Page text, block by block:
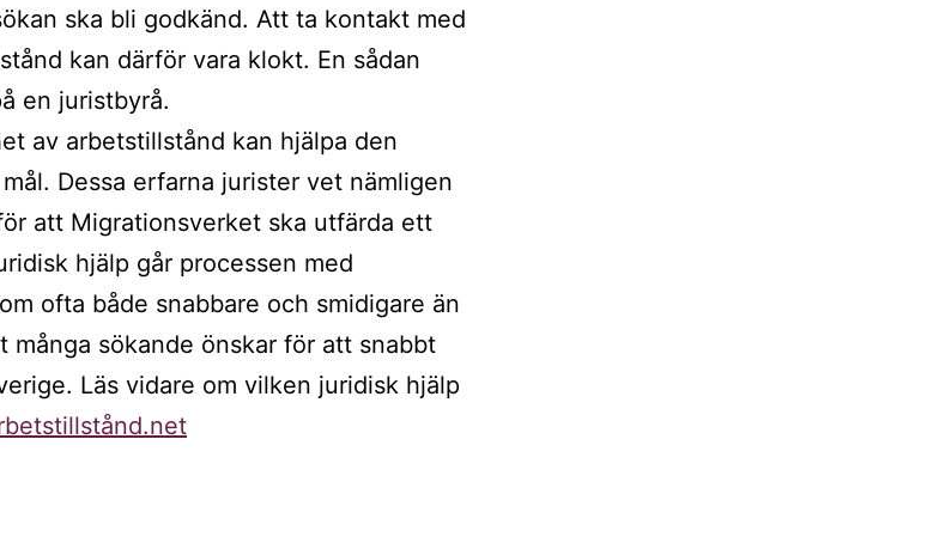
ska bli godkänd. Att ta kontakt med
kan därför vara klokt. En sådan
en juristbyrå.
av arbetstillstånd kan hjälpa den
Dessa erfarna jurister vet nämligen
att Migrationsverket ska utfärda ett
hjälp går processen med
ofta både snabbare och smidigare än
många sökande önskar för att snabbt
Läs vidare om vilken juridisk hjälp